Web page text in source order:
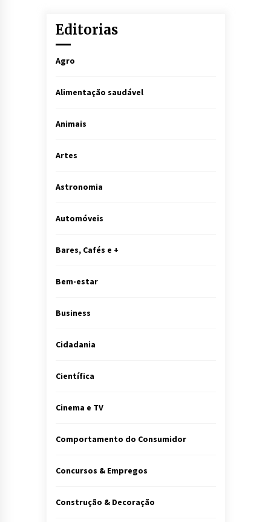
Editorias
Agro
Alimentação saudável
Animais
Artes
Astronomia
Automóveis
Bares, Cafés e +
Bem-estar
Business
Cidadania
Científica
Cinema e TV
Comportamento do Consumidor
Concursos & Empregos
Construção & Decoração